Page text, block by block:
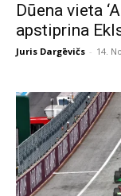
Dūena vieta
apstiprina
Juris Dargēvičs - 14.